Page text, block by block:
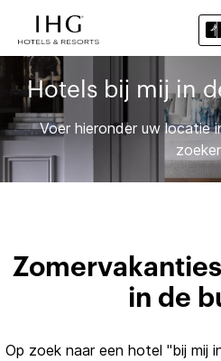
Hotels bij mij in
Voer hieronder uw locatie
in de
Op zoek naar een hotel "bij mij